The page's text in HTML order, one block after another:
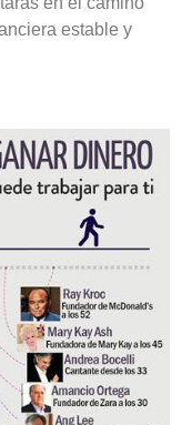
estable y